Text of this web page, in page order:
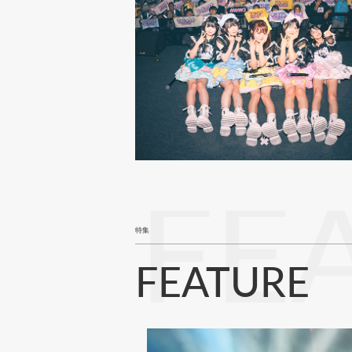
特集
FEATURE